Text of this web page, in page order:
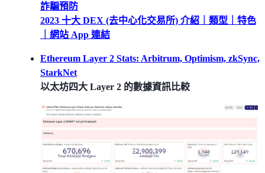
詐騙預防
2023 十大 DEX (去中心化交易所) 介紹｜類型｜特色
｜網站 App 連結
Ethereum Layer 2 Stats: Arbitrum, Optimism, zkSync,
StarkNet
以太坊四大 Layer 2 的數據資訊比較